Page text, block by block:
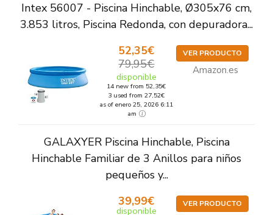
Intex 56007 - Piscina Hinchable, Ø305x76 cm,
3.853 litros, Piscina Redonda, con depuradora...
52,35€
79,95€
disponible
14 new from 52,35€
3 used from 27,52€
as of enero 25, 2026 6:11
am
VER PRODUCTO
Amazon.es
GALAXYER Piscina Hinchable, Piscina
Hinchable Familiar de 3 Anillos para niños
pequeños y...
39,99€
disponible
VER PRODUCTO